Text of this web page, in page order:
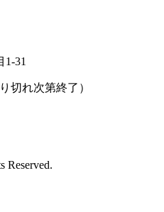
1-31
切れ次第終了）
Reserved.